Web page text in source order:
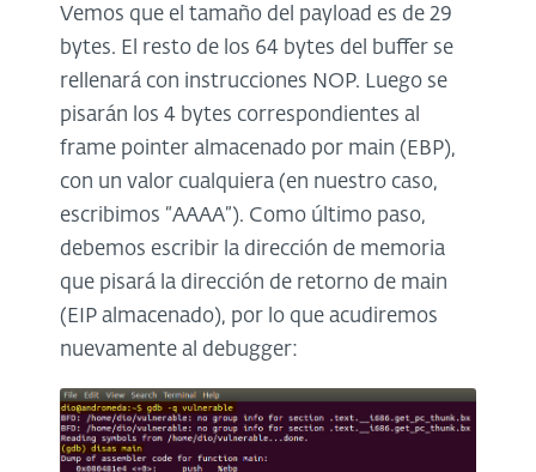
Vemos que el tamaño del payload es de 29
bytes. El resto de los 64 bytes del buffer se
rellenará con instrucciones NOP. Luego se
pisarán los 4 bytes correspondientes al
frame pointer almacenado por main (EBP),
con un valor cualquiera (en nuestro caso,
escribimos “AAAA”). Como último paso,
debemos escribir la dirección de memoria
que pisará la dirección de retorno de main
(EIP almacenado), por lo que acudiremos
nuevamente al debugger: